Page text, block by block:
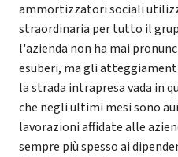
ammortizzatori sociali
straordinaria per tutto il
l'azienda non ha mai
esuberi, ma gli
la strada intrapresa vada in
che negli ultimi mesi sono
lavorazioni affidate alle
sempre più spesso ai